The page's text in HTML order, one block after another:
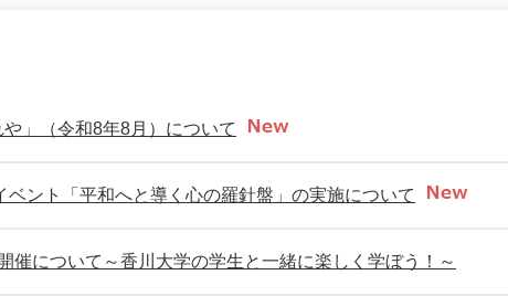
」（令和8年8月）について
ント「平和へと導く心の羅針盤」の実施について
催について～香川大学の学生と一緒に楽しく学ぼう！～